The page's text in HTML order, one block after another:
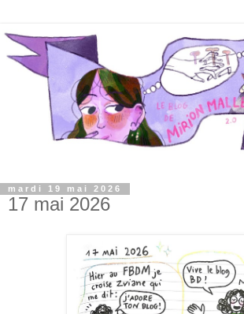
mardi 19 mai 2026
17 mai 2026